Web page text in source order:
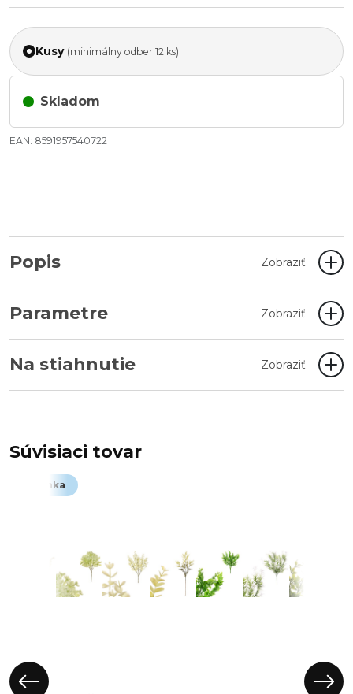
Kusy (minimálny odber 12 ks)
Skladom
EAN: 8591957540722
Popis Zobraziť
Parametre Zobraziť
Na stiahnutie Zobraziť
Súvisiaci tovar
Novinka